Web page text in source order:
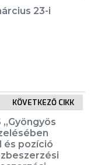
23-i
KÖVETKEZŐ CIKK
„Gyöngyös
és pozíció